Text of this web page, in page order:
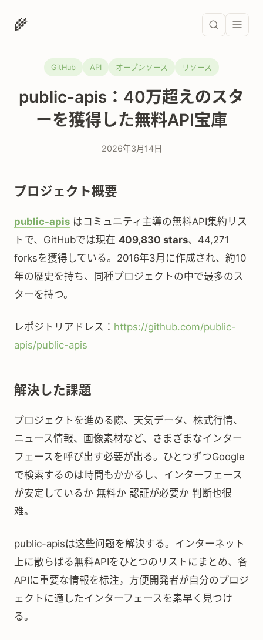
🌾
GitHub API オープンソース リソース
public-apis：40万超えのスタ
ーを獲得した無料API宝庫
2026年3月14日
プロジェクト概要
public-apis はコミュニティ主導の無料API集約リス
トで、GitHubでは現在 409,830 stars、44,271
forksを獲得している。2016年3月に作成され、約10
年の歴史を持ち、同種プロジェクトの中で最多のス
ターを持つ。
レポジトリアドレス： https://github.com/public-
apis/public-apis
解決した課題
プロジェクトを進める際、天気データ、株式行情、
ニュース情報、画像素材など、さまざまなインター
フェースを呼び出す必要が出る。ひとつずつGoogle
で検索するのは時間もかかるし、インターフェース
が安定しているか 無料か 認証が必要か 判断也很
难。
public-apisは这些问题を解決する。インターネット
上に散らばる無料APIをひとつのリストにまとめ、各
APIに重要な情報を标注，方便開発者が自分のプロジ
ェクトに適したインターフェースを素早く見つけ
る。